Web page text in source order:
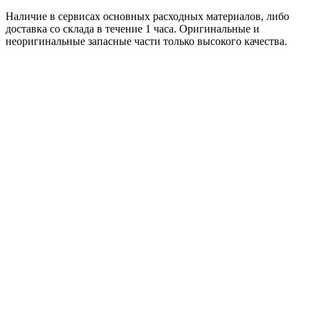
Наличие в сервисах основных расходных материалов, либо
доставка со склада в течение 1 часа. Оригинальные и
неоригинальные запасные части только высокого качества.